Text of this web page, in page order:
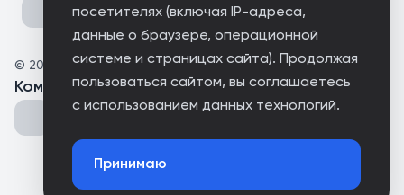
посетителях (включая IP-адреса,
данные о браузере, операционной
системе и страницах сайта). Продолжая
пользоваться сайтом, вы соглашаетесь
с использованием данных технологий.
Принимаю
© 2025 darkroom
Комментарии(0 )